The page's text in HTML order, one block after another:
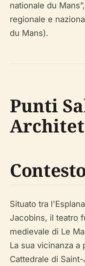
nationale du
regionale e
du Mans).
Punti
Situato tra
Jacobins, il teatro
medievale di Le
La sua vicinanza
Cattedrale di